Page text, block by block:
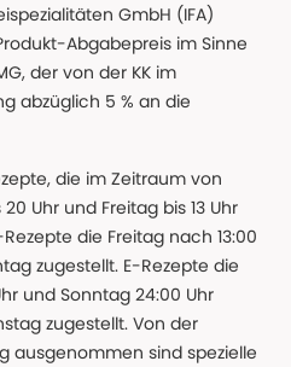
GmbH (IFA)
Abgabepreis im Sinne
der von der KK im
abzüglich 5 % an die
die im Zeitraum von
Uhr und Freitag bis 13 Uhr
die Freitag nach 13:00
zugestellt. E-Rezepte die
und Sonntag 24:00 Uhr
zugestellt. Von der
ausgenommen sind spezielle